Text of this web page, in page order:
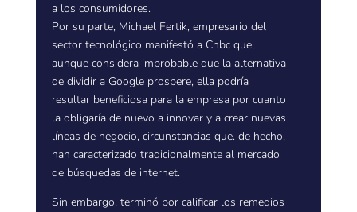
a los consumidores.
Por su parte, Michael Fertik, empresario del
sector tecnológico manifestó a Cnbc que,
aunque considera improbable que la alternativa
de dividir a Google prospere, ella podría
resultar beneficiosa para la empresa por cuanto
la obligaría de nuevo a innovar y a crear nuevas
líneas de negocio, circunstancias que. de hecho,
han caracterizado tradicionalmente al mercado
de búsquedas de internet.
Sin embargo, terminó por calificar los remedios